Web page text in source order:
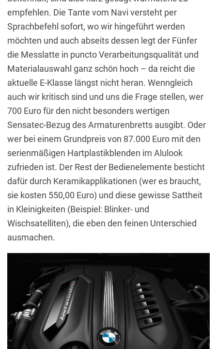
empfehlen. Die Tante vom Navi versteht per
Sprachbefehl sofort, wo wir hingeführt werden
möchten und auch abseits dessen legt der Fünfer
die Messlatte in puncto Verarbeitungsqualität und
Materialauswahl ganz schön hoch – da reicht die
aktuelle E-Klasse längst nicht heran. Wenngleich
auch wir kritisch sind und uns die Frage stellen, wer
700 Euro für den nicht besonders wertigen
Sensatec-Bezug des Armaturenbretts ausgibt. Oder
wer bei einem Grundpreis von 87.000 Euro mit den
serienmäßigen Hartplastikblenden im Alulook
zufrieden ist. Der Rest der Bedienelemente besticht
dafür durch Keramikapplikationen (wer es braucht,
sie kosten 550,00 Euro) und diese gewisse Sattheit
in Kleinigkeiten (Beispiel: Blinker- und
Wischsatelliten), die eben den feinen Unterschied
ausmachen.